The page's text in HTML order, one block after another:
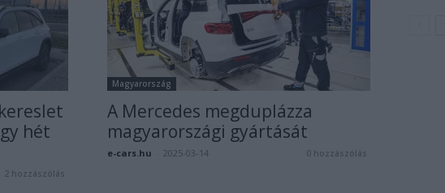
hét
2 hozzászólás
Magyarország
A Mercedes megduplázza
magyarországi gyártását
e-cars.hu 2025-03-14 0 hozzászólás